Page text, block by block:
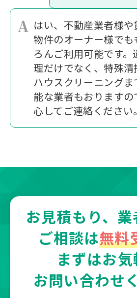
A はい、不動産業者様や
物件のオーナー様でも
ろんご利用可能です。
理だけでなく、特殊清
ハウスクリーニングま
能な業者もおりますの
心してご連絡ください。
お見積もり、
ご相談は無料
まずはお
お問い合わせ